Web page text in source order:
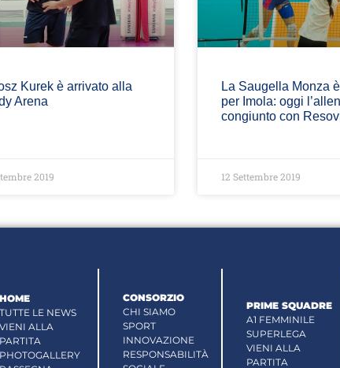
Kurek è arrivato alla
Arena
2019
La Saugella Monza
per Imola: oggi
congiunto con
12 Settembre 2019
HOME
TUTTE LE NEWS
VIENI ALLA
PARTITA
PHOTOGALLERY
CONSORZIO
CHI SIAMO
SPORT
INNOVAZIONE
RESPONSABILITÀ
PRIME SQUADRE
A1 FEMMINILE
SUPERLEGA
VIENI ALLA
PARTITA